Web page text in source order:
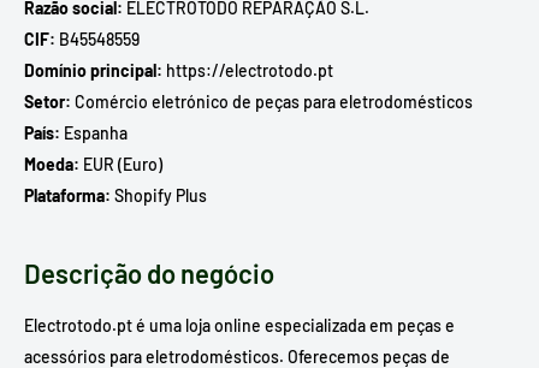
Razão social: ELECTROTODO REPARAÇÃO S.L.
CIF: B45548559
Domínio principal: https://electrotodo.pt
Setor: Comércio eletrónico de peças para eletrodomésticos
País: Espanha
Moeda: EUR (Euro)
Plataforma: Shopify Plus
Descrição do negócio
Electrotodo.pt é uma loja online especializada em peças e
acessórios para eletrodomésticos. Oferecemos peças de